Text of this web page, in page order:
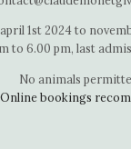
1st 2024 to
to 6.00 pm, last
No animals
Online bookings